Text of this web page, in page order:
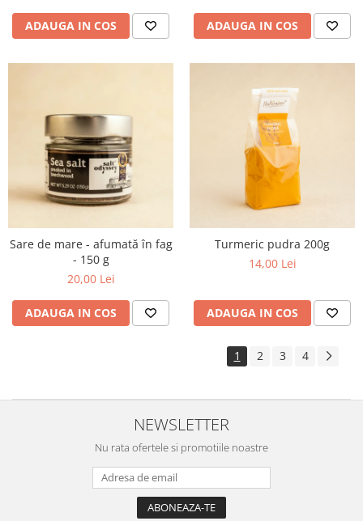
ADAUGA IN COS ADAUGA IN COS
Sare de mare - afumată în fag
- 150 g
20,00 Lei
ADAUGA IN COS
Turmeric pudra 200g
14,00 Lei
ADAUGA IN COS
1 2 3 4
NEWSLETTER
Nu rata ofertele si promotiile noastre